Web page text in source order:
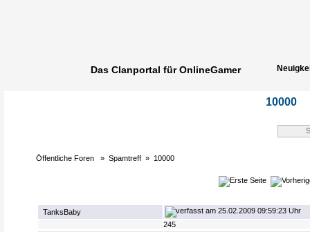
Das Clanportal für OnlineGamer
10000
Öffentliche Foren »Spamtreff » 10000
TanksBaby
25.02.2009 09:59:23 Uhr
245